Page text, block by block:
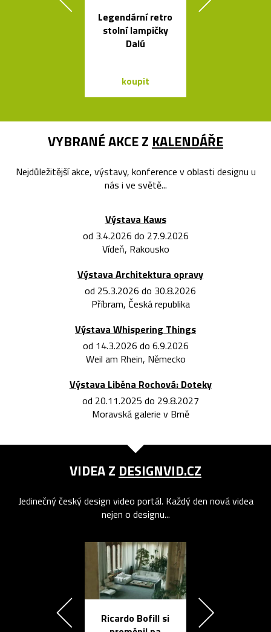
Legendární retro
stolní lampičky
Dalú
koupit
VYBRANÉ AKCE Z KALENDÁŘE
Nejdůležitější akce, výstavy, konference v oblasti designu u
nás i ve světě...
Výstava Kaws
od 3.4.2026 do 27.9.2026
Vídeň, Rakousko
Výstava Architektura opravy
od 25.3.2026 do 30.8.2026
Příbram, Česká republika
Výstava Whispering Things
od 14.3.2026 do 6.9.2026
Weil am Rhein, Německo
Výstava Liběna Rochová: Doteky
od 20.11.2025 do 29.8.2027
Moravská galerie v Brně
VIDEA Z DESIGNVID.CZ
Jedinečný český design video portál. Každý den nová videa
nejen o designu...
Ricardo Bofill si